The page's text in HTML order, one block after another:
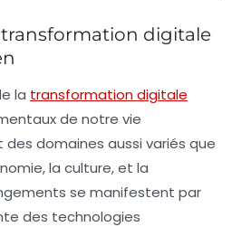
transformation digitale
la transformation digitale
de notre vie
des domaines aussi variés que
, la culture, et la
se manifestent par
des technologies